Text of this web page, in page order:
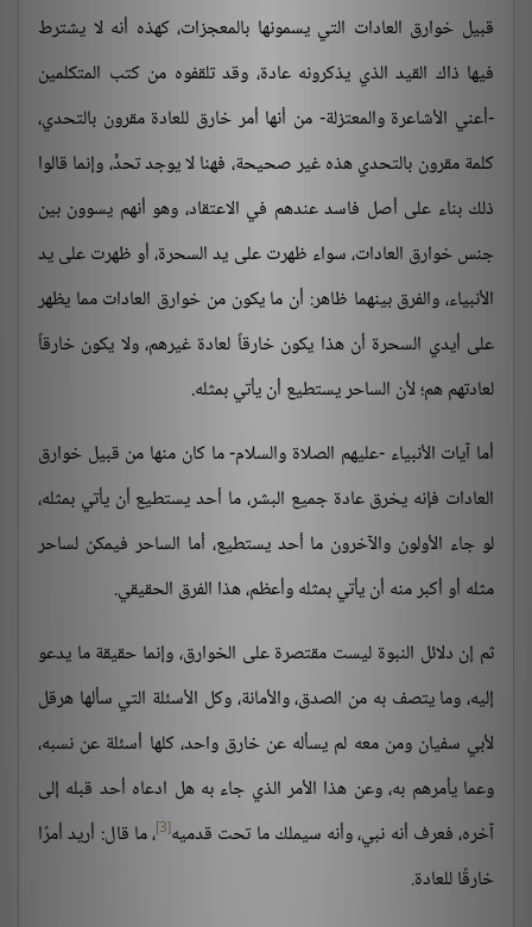
قبيل خوارق العادات التي يسمونها بالمعجزات، كهذه أنه لا يشترط
فيها ذاك القيد الذي يذكرونه عادة، وقد تلقفوه من كتب المتكلمين
-أعني الأشاعرة والمعتزلة- من أنها أمر خارق للعادة مقرون بالتحدي،
كلمة مقرون بالتحدي هذه غير صحيحة، فهنا لا يوجد تحدٍّ، وإنما قالوا
ذلك بناء على أصل فاسد عندهم في الاعتقاد، وهو أنهم يسوون بين
جنس خوارق العادات، سواء ظهرت على يد السحرة، أو ظهرت على يد
الأنبياء، والفرق بينهما ظاهر: أن ما يكون من خوارق العادات مما يظهر
على أيدي السحرة أن هذا يكون خارقاً لعادة غيرهم، ولا يكون خارقاً
لعادتهم هم؛ لأن الساحر يستطيع أن يأتي بمثله.
أما آيات الأنبياء -عليهم الصلاة والسلام- ما كان منها من قبيل خوارق
العادات فإنه يخرق عادة جميع البشر، ما أحد يستطيع أن يأتي بمثله،
لو جاء الأولون والآخرون ما أحد يستطيع، أما الساحر فيمكن لساحر
مثله أو أكبر منه أن يأتي بمثله وأعظم، هذا الفرق الحقيقي.
ثم إن دلائل النبوة ليست مقتصرة على الخوارق، وإنما حقيقة ما يدعو
إليه، وما يتصف به من الصدق، والأمانة، وكل الأسئلة التي سألها هرقل
لأبي سفيان ومن معه لم يسأله عن خارق واحد، كلها أسئلة عن نسبه،
وعما يأمرهم به، وعن هذا الأمر الذي جاء به هل ادعاه أحد قبله إلى
آخره، فعرف أنه نبي، وأنه سيملك ما تحت قدميه[3] ، ما قال: أريد أمرًا
خارقًا للعادة.